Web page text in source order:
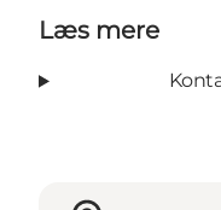
Læs mere